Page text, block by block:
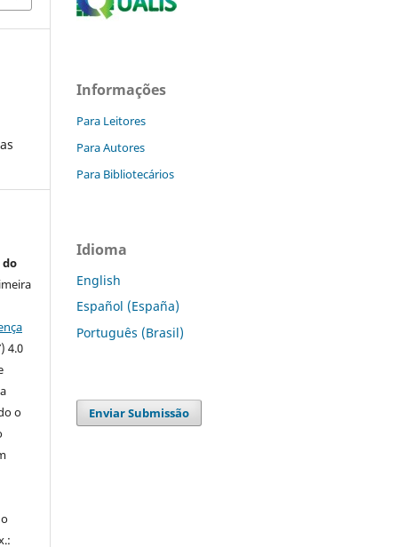
do
4.0
o
Informações
Para Leitores
Para Autores
Para Bibliotecários
Idioma
English
Español (España)
Português (Brasil)
Enviar Submissão